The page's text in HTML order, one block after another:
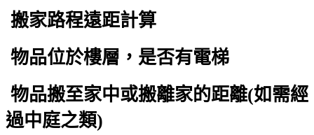
搬家路程遠距計算
物品位於樓層，是否有電梯
物品搬至家中或搬離家的距離(如需經
過中庭之類)